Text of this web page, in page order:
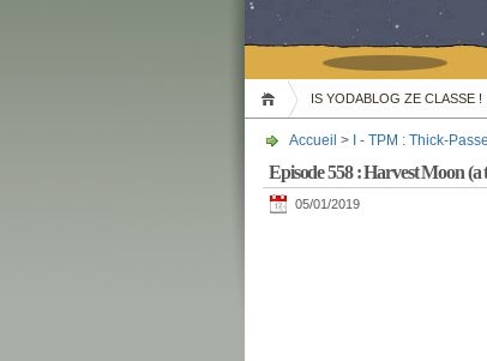
IS YODABLOG ZE CLASSE !
Accueil > I - TPM : Thick-
Episode 558 : Harvest Moon
05/01/2019